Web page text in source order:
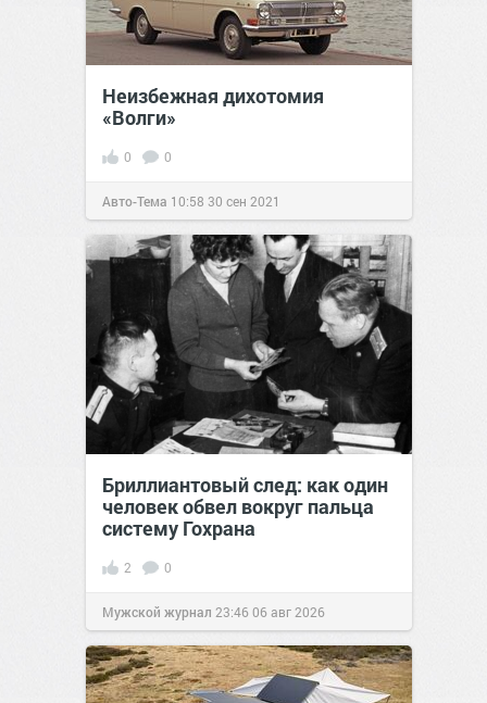
Неизбежная дихотомия
«Волги»
0 0
Авто-Тема 10:58 30 сен 2021
Бриллиантовый след: как один
человек обвел вокруг пальца
систему Гохрана
2 0
Мужской журнал 23:4606 авг 2026